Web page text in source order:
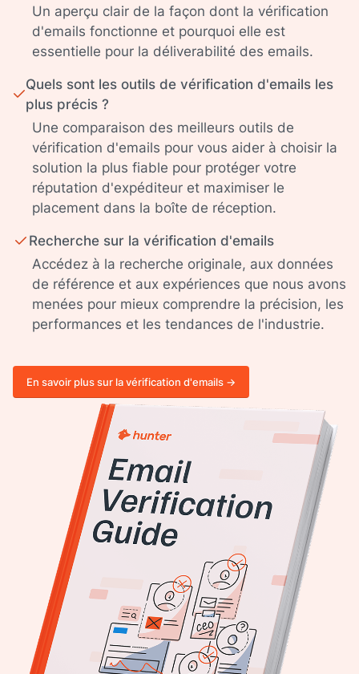
Un aperçu clair de la façon dont la vérification
d'emails fonctionne et pourquoi elle est
essentielle pour la déliverabilité des emails.
Quels sont les outils de vérification d'emails les
plus précis ?
Une comparaison des meilleurs outils de
vérification d'emails pour vous aider à choisir la
solution la plus fiable pour protéger votre
réputation d'expéditeur et maximiser le
placement dans la boîte de réception.
Recherche sur la vérification d'emails
Accédez à la recherche originale, aux données
de référence et aux expériences que nous avons
menées pour mieux comprendre la précision, les
performances et les tendances de l'industrie.
En savoir plus sur la vérification d'emails ->